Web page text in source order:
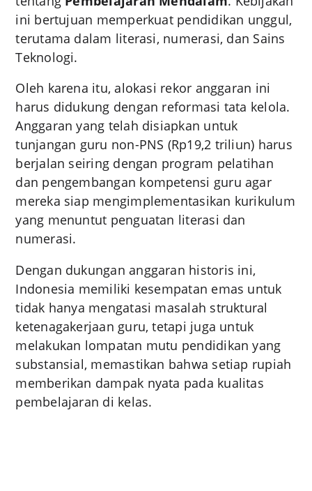
ini bertujuan memperkuat pendidikan unggul,
terutama dalam literasi, numerasi, dan Sains
Teknologi.
Oleh karena itu, alokasi rekor anggaran ini
harus didukung dengan reformasi tata kelola.
Anggaran yang telah disiapkan untuk
tunjangan guru non-PNS (Rp19,2 triliun) harus
berjalan seiring dengan program pelatihan
dan pengembangan kompetensi guru agar
mereka siap mengimplementasikan kurikulum
yang menuntut penguatan literasi dan
numerasi.
Dengan dukungan anggaran historis ini,
Indonesia memiliki kesempatan emas untuk
tidak hanya mengatasi masalah struktural
ketenagakerjaan guru, tetapi juga untuk
melakukan lompatan mutu pendidikan yang
substansial, memastikan bahwa setiap rupiah
memberikan dampak nyata pada kualitas
pembelajaran di kelas.